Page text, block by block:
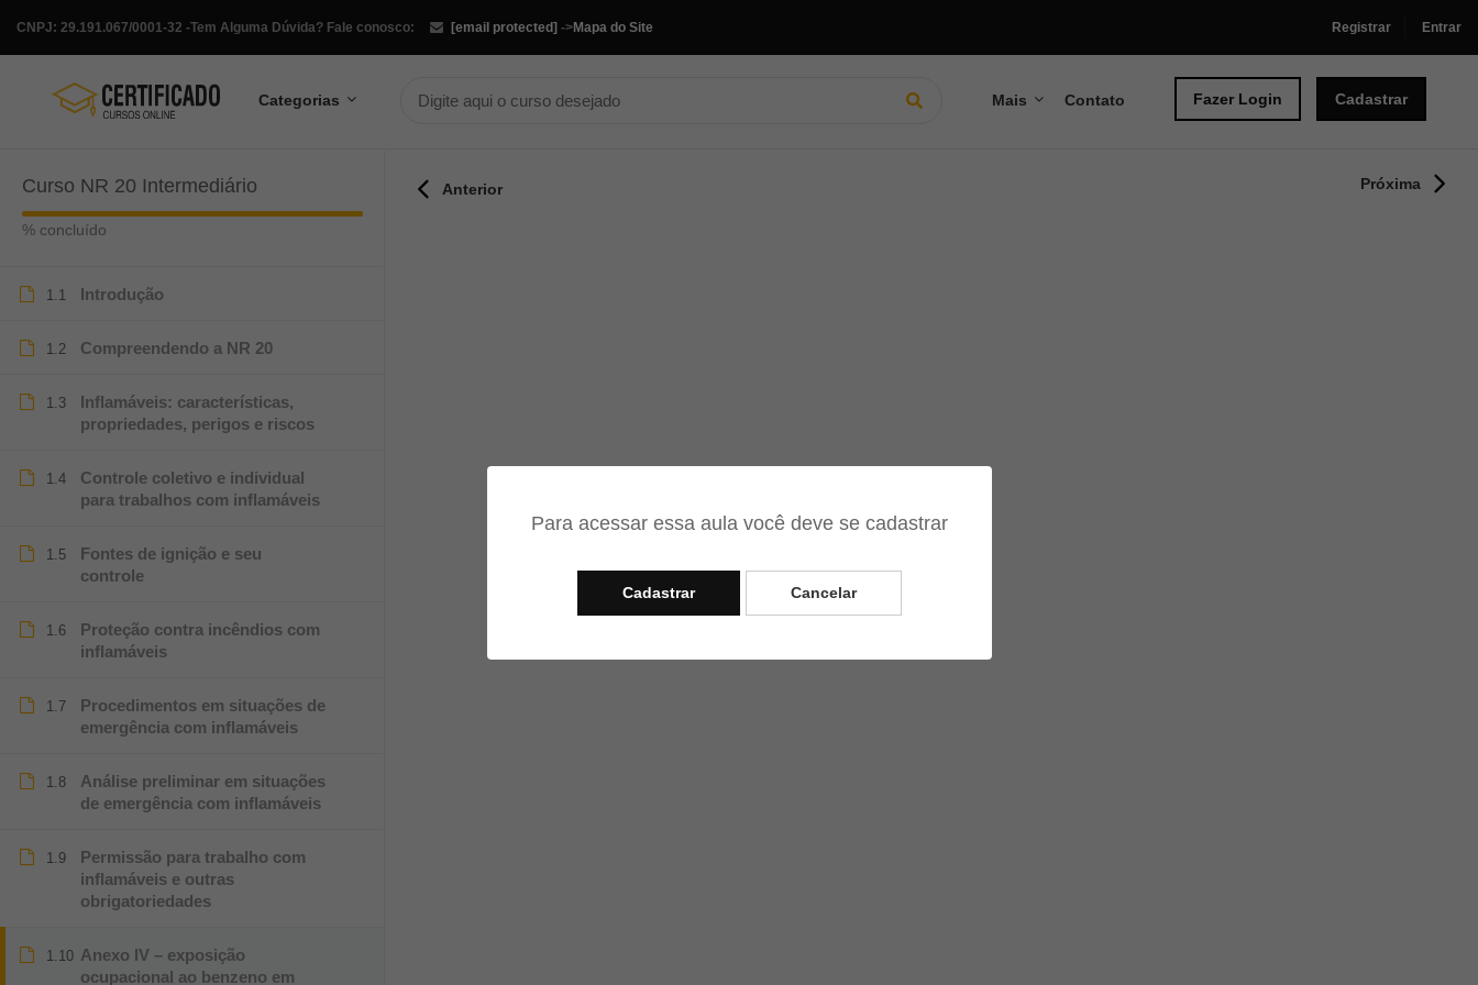
Para acessar essa aula você deve se cadastrar
Cadastrar Cancelar
Tem Alguma Dúvida? Fale conosco: [email protected]
CNPJ: 29.191.067/0001-32 - ->Mapa do Site Registrar Entrar
Categorias Mais Contato Fazer Login Cadastrar
Curso NR 20 Intermediário
% concluído
1.1 Introdução
1.2 Compreendendo a NR 20
1.3
Inflamáveis: características,
propriedades, perigos e riscos
1.4
Controle coletivo e individual
para trabalhos com inflamáveis
1.5
Fontes de ignição e seu
controle
1.6
Proteção contra incêndios com
inflamáveis
1.7
Procedimentos em situações de
emergência com inflamáveis
1.8
Análise preliminar em situações
de emergência com inflamáveis
1.9
Permissão para trabalho com
inflamáveis e outras
obrigatoriedades
1.10 Anexo IV – exposição
ocupacional ao benzeno em
Anterior Próxima